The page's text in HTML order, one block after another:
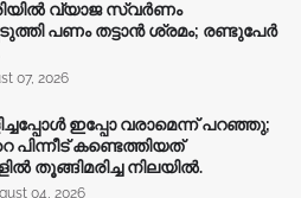
വ്യാജ സ്വർണം
പണം തട്ടാൻ ശ്രമം; രണ്ടുപേർ
07, 2026
ഇപ്പോ വരാമെന്ന് പറഞ്ഞു;
കണ്ടെത്തിയത്
തൂങ്ങിമരിച്ച നിലയിൽ.
04, 2026